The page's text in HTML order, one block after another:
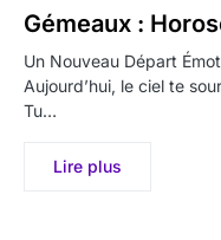
Gémeaux :
Un Nouveau Départ
Aujourd’hui, le ciel te
Tu…
Lire plus